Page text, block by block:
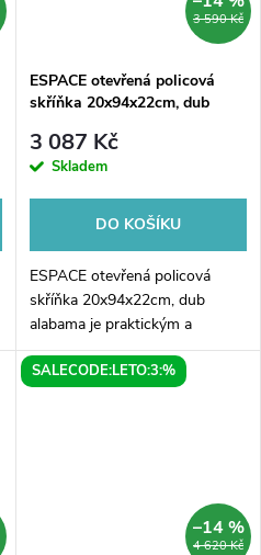
3 590 Kč
ESPACE otevřená policová
skříňka 20x94x22cm, dub
3 087 Kč
Skladem
DO KOŠÍKU
ESPACE otevřená policová
skříňka 20x94x22cm, dub
alabama je praktickým a
stylovým doplňkem do vašeho
interiéru. Skříňka vyniká
SALECODE:LETO:3:%
4 620 Kč
–14 %